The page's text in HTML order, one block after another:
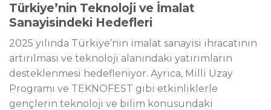
Türkiye’nin Teknoloji ve İmalat
Sanayisindeki Hedefleri
2025 yılında Türkiye’nin imalat sanayisi ihracatının
artırılması ve teknoloji alanındaki yatırımların
desteklenmesi hedefleniyor. Ayrıca, Milli Uzay
Programı ve TEKNOFEST gibi etkinliklerle
gençlerin teknoloji ve bilim konusundaki